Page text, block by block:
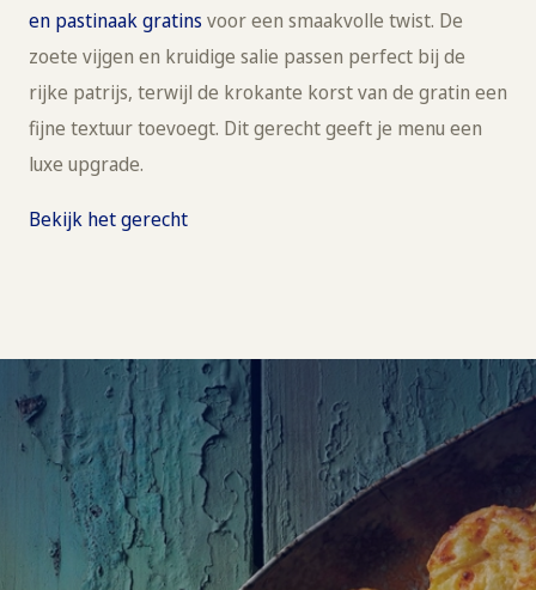
en pastinaak gratins voor een smaakvolle twist. De
zoete vijgen en kruidige salie passen perfect bij de
rijke patrijs, terwijl de krokante korst van de gratin een
fijne textuur toevoegt. Dit gerecht geeft je menu een
luxe upgrade.
Bekijk het gerecht